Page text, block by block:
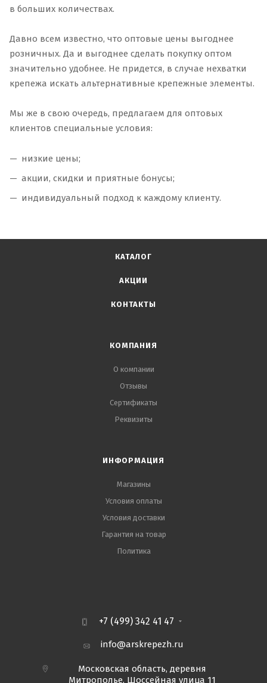
в больших количествах.
Давно всем известно, что оптовые цены выгоднее
розничных. Да и выгоднее сделать покупку оптом
значительно удобнее. Не придется, в случае нехватки
крепежа искать альтернативные крепежные элементы.
Мы же в свою очередь, предлагаем для оптовых
клиентов специальные условия:
низкие цены;
акции, скидки и приятные бонусы;
индивидуальный подход к каждому клиенту.
КАТАЛОГ
АКЦИИ
КОНТАКТЫ
КОМПАНИЯ
О компании
Отзывы
Сертификаты
Реквизиты
ИНФОРМАЦИЯ
Магазины
Условия оплаты
Условия доставки
Гарантия на товар
Политика
+7 (499) 342 41 47
info@arskrepezh.ru
Московская область, деревня
Митрополье, Шоссейная улица 11